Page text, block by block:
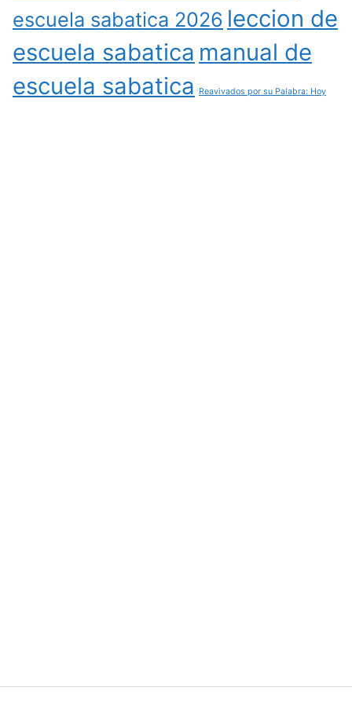
escuela sabatica 2026 leccion de
escuela sabatica manual de
escuela sabatica
Reavivados por su Palabra: Hoy